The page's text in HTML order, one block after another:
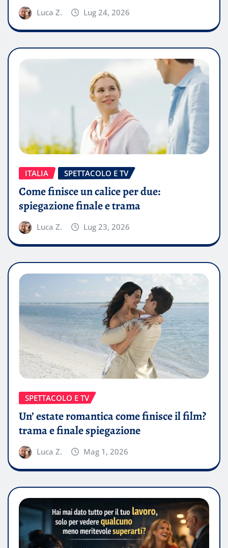
Luca Z. Lug 24, 2026
ITALIA SPETTACOLO E TV
Come finisce un calice per due:
spiegazione finale e trama
Luca Z. Lug 23, 2026
SPETTACOLO E TV
Un’ estate romantica come finisce il film?
trama e finale spiegazione
Luca Z. Mag 1, 2026